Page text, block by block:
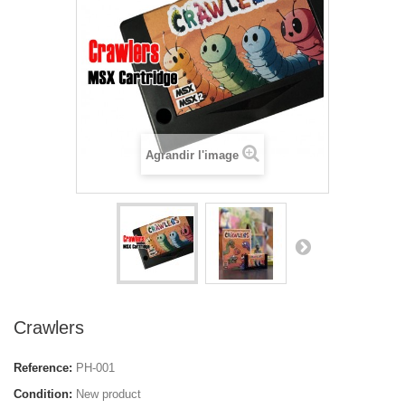
Agrandir l'image
Crawlers
Reference: PH-001
Condition: New product